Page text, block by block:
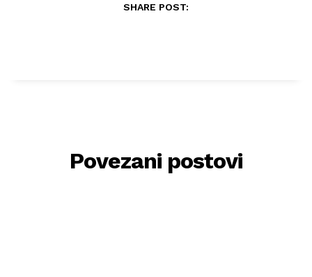
SHARE POST:
Povezani postovi